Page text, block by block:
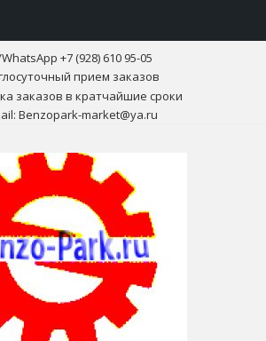
+7 (928) 610 95-05
прием заказов
заказов в кратчайшие сроки
Benzopark-market@ya.ru